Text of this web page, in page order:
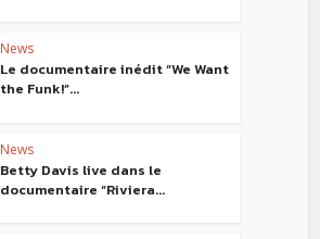
News
Le documentaire inédit “We Want
the Funk!”...
News
Betty Davis live dans le
documentaire “Riviera...